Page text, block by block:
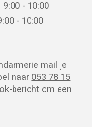
- 10:00
- 10:00
mail je
naar 053 78 15
bericht om een